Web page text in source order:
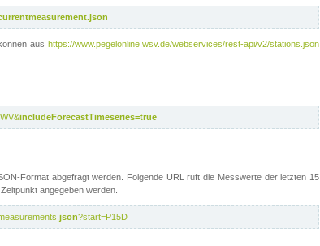
aushttps://www.pegelonline.wsv.de/webservices/rest-api/v2/stations.json
includeForecastTimeseries=true
Format abgefragt werden. Folgende URL ruft die Messwerte der letzten 15
Zeitpunkt angegeben werden.
json?start=P15D